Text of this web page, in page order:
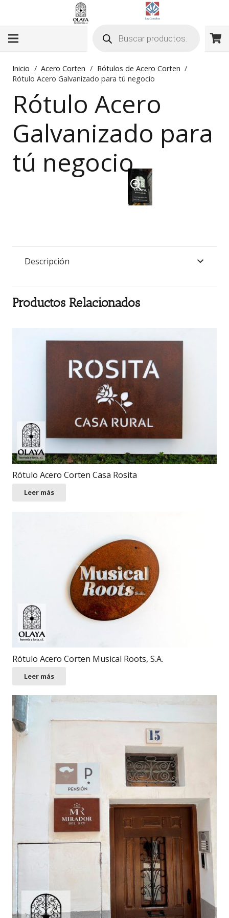
productos
Inicio / Acero Corten / Rótulos de Acero Corten /
Rótulo Acero Galvanizado para tú negocio
Rótulo Acero
Galvanizado para
tú negocio
Descripción
Productos Relacionados
Rótulo Acero Corten Casa Rosita
Leer más
Rótulo Acero Corten Musical Roots, S.A.
Leer más